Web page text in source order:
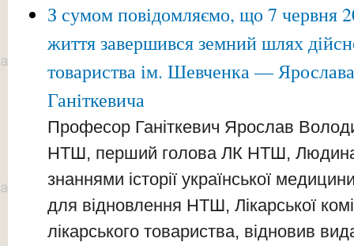
З сумом повідомляємо, що 7 червня
життя завершився земний шлях
товариства ім. Шевченка —
Ганіткевича
Професор Ганіткевич Ярослав
НТШ, перший голова ЛК НТШ,
знаннями історії української
для відновлення НТШ, Лікарської
лікарського товариства, відновив